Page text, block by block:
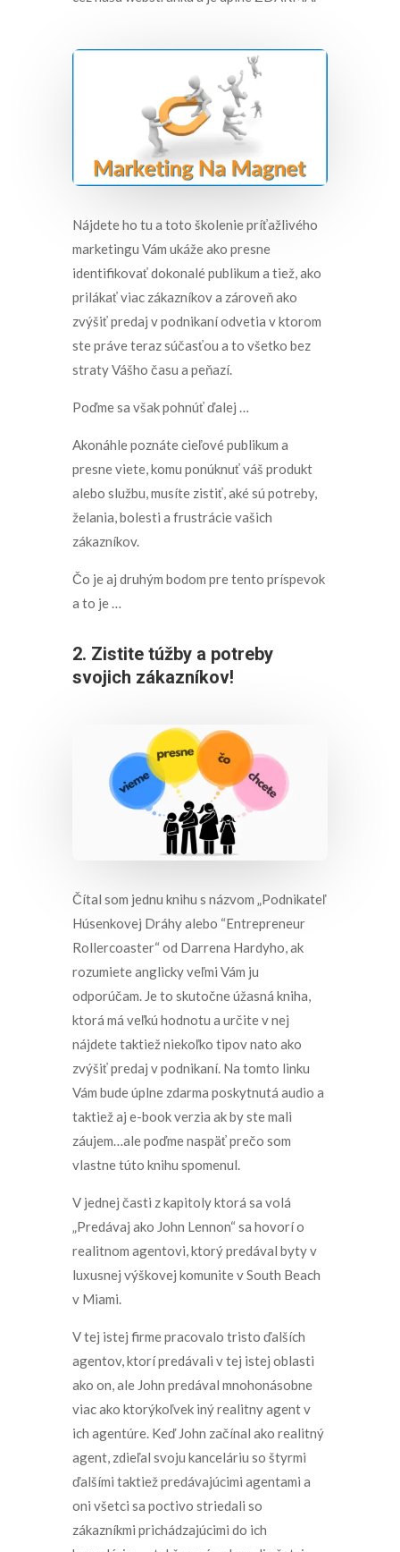
Nájdete ho tu a toto školenie príťažlivého
marketingu Vám ukáže ako presne
identifikovať dokonalé publikum a tiež, ako
prilákať viac zákazníkov a zároveň ako
zvýšiť predaj v podnikaní odvetia v ktorom
ste práve teraz súčasťou a to všetko bez
straty Vášho času a peňazí.
Poďme sa však pohnúť ďalej …
Akonáhle poznáte cieľové publikum a
presne viete, komu ponúknuť váš produkt
alebo službu, musíte zistiť, aké sú potreby,
želania, bolesti a frustrácie vašich
zákazníkov.
Čo je aj druhým bodom pre tento príspevok
a to je …
2. Zistite túžby a potreby
svojich zákazníkov!
Čítal som jednu knihu s názvom „Podnikateľ
Húsenkovej Dráhy alebo “Entrepreneur
Rollercoaster“ od Darrena Hardyho, ak
rozumiete anglicky veľmi Vám ju
odporúčam. Je to skutočne úžasná kniha,
ktorá má veľkú hodnotu a určite v nej
nájdete taktiež niekoľko tipov nato ako
zvýšiť predaj v podnikaní. Na tomto linku
Vám bude úplne zdarma poskytnutá audio a
taktiež aj e-book verzia ak by ste mali
záujem…ale poďme naspäť prečo som
vlastne túto knihu spomenul.
V jednej časti z kapitoly ktorá sa volá
„Predávaj ako John Lennon“ sa hovorí o
realitnom agentovi, ktorý predával byty v
luxusnej výškovej komunite v South Beach
v Miami.
V tej istej firme pracovalo tristo ďalších
agentov, ktorí predávali v tej istej oblasti
ako on, ale John predával mnohonásobne
viac ako ktorýkoľvek iný realitny agent v
ich agentúre. Keď John začínal ako realitný
agent, zdieľal svoju kanceláriu so štyrmi
ďalšími taktiež predávajúcimi agentami a
oni všetci sa poctivo striedali so
zákazníkmi prichádzajúcimi do ich